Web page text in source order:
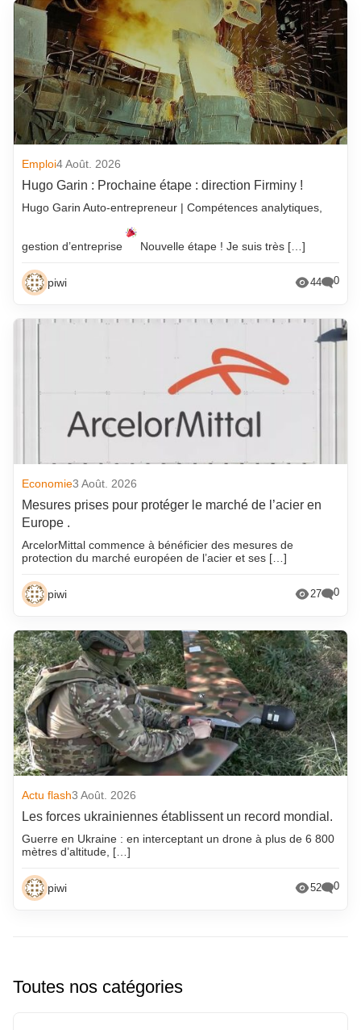
Emploi4 Août. 2026
Hugo Garin : Prochaine étape : direction Firminy !
Hugo Garin Auto-entrepreneur | Compétences analytiques,
gestion d’entreprise Nouvelle étape ! Je suis très […]
piwi 44 0
Economie3 Août. 2026
Mesures prises pour protéger le marché de l’acier en
Europe .
ArcelorMittal commence à bénéficier des mesures de
protection du marché européen de l’acier et ses […]
piwi 27 0
Actu flash3 Août. 2026
Les forces ukrainiennes établissent un record mondial.
Guerre en Ukraine : en interceptant un drone à plus de 6 800
mètres d’altitude, […]
piwi 52 0
Toutes nos catégories